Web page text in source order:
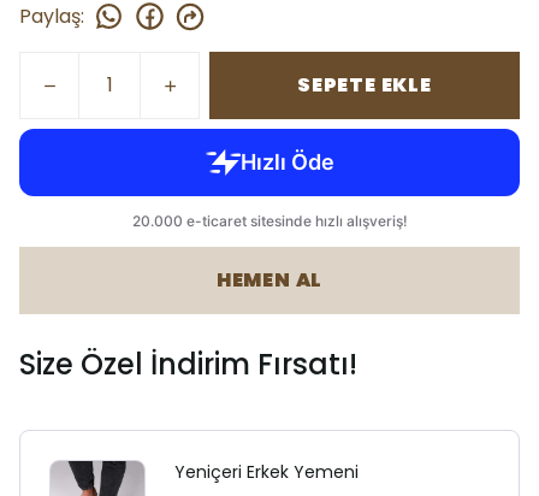
Paylaş:
SEPETE EKLE
HEMEN AL
Size Özel İndirim Fırsatı!
Yeniçeri Erkek Yemeni